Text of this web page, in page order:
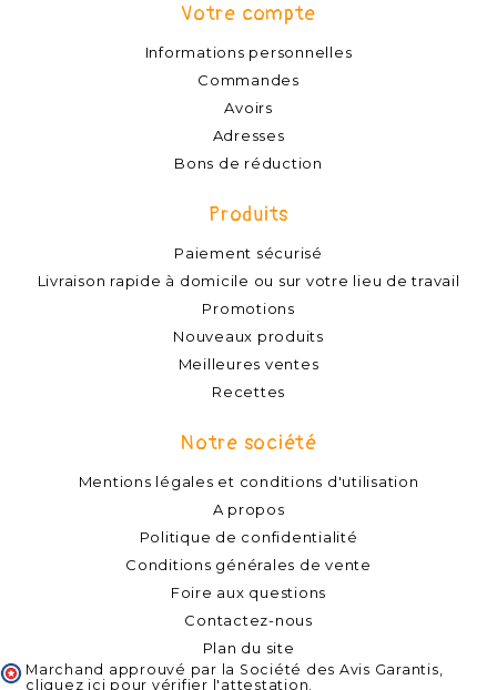
Votre compte
Informations personnelles
Commandes
Avoirs
Adresses
Bons de réduction
Produits
Paiement sécurisé
Livraison rapide à domicile ou sur votre lieu de travail
Promotions
Nouveaux produits
Meilleures ventes
Recettes
Notre société
Mentions légales et conditions d'utilisation
A propos
Politique de confidentialité
Conditions générales de vente
Foire aux questions
Contactez-nous
Plan du site
Marchand approuvé par la Société des Avis Garantis,
cliquez ici pour vérifier l'attestation.